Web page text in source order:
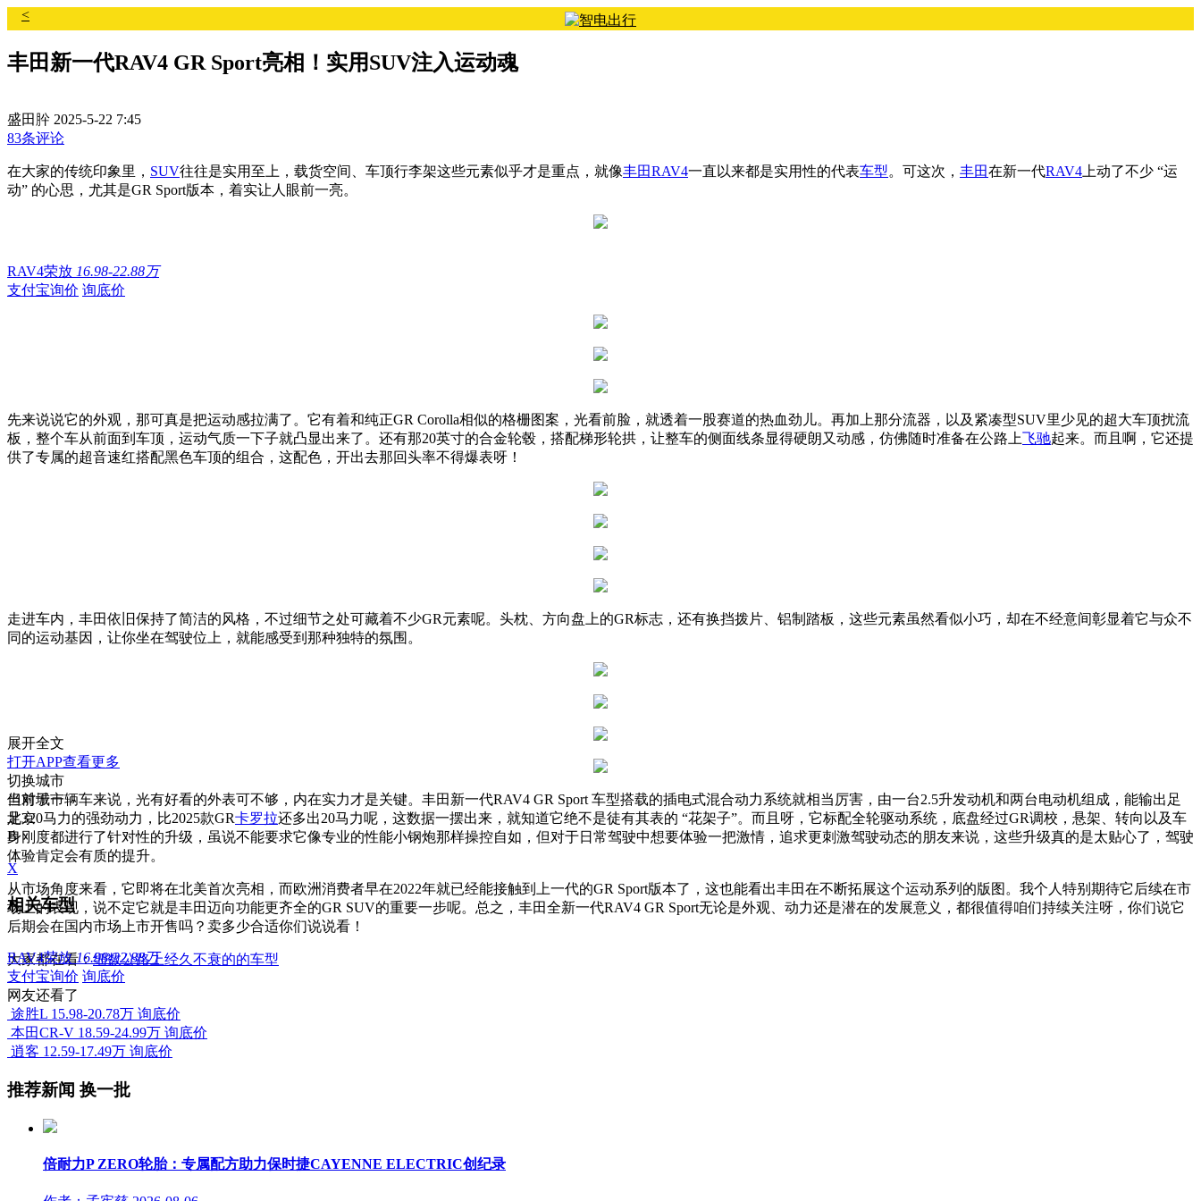
<
丰田新一代RAV4 GR Sport亮相！实用SUV注入运动魂
盛田肸 2025-5-22 7:45
83条评论
在大家的传统印象里， SUV往往是实用至上，载货空间、车顶行李架这些元素似乎才是重点，就像丰田RAV4一直以来都是实用性的代表车型。可这次， 丰田在新一代RAV4 上动了不少 “运
动” 的心思，尤其是GR Sport版本，着实让人眼前一亮。
RAV4荣放 16.98-22.88万
支付宝询价 询底价
先来说说它的外观，那可真是把运动感拉满了。它有着和纯正GR Corolla相似的格栅图案，光看前脸，就透着一股赛道的热血劲儿。再加上那分流器，以及紧凑型SUV里少见的超大车顶扰流
板，整个车从前面到车顶，运动气质一下子就凸显出来了。还有那20英寸的合金轮毂，搭配梯形轮拱，让整车的侧面线条显得硬朗又动感，仿佛随时准备在公路上飞驰起来。而且啊，它还提
供了专属的超音速红搭配黑色车顶的组合，这配色，开出去那回头率不得爆表呀！
走进车内，丰田依旧保持了简洁的风格，不过细节之处可藏着不少GR元素呢。头枕、方向盘上的GR标志，还有换挡拨片、铝制踏板，这些元素虽然看似小巧，却在不经意间彰显着它与众不
同的运动基因，让你坐在驾驶位上，就能感受到那种独特的氛围。
但对于一辆车来说，光有好看的外表可不够，内在实力才是关键。丰田新一代RAV4 GR Sport 车型搭载的插电式混合动力系统就相当厉害，由一台2.5升发动机和两台电动机组成，能输出足
足320马力的强劲动力，比2025款GR卡罗拉还多出20马力呢，这数据一摆出来，就知道它绝不是徒有其表的 “花架子”。而且呀，它标配全轮驱动系统，底盘经过GR调校，悬架、转向以及车
身刚度都进行了针对性的升级，虽说不能要求它像专业的性能小钢炮那样操控自如，但对于日常驾驶中想要体验一把激情，追求更刺激驾驶动态的朋友来说，这些升级真的是太贴心了，驾驶
体验肯定会有质的提升。
从市场角度来看，它即将在北美首次亮相，而欧洲消费者早在2022年就已经能接触到上一代的GR Sport版本了，这也能看出丰田在不断拓展这个运动系列的版图。 我个人特别期待它后续在市
场上的表现，说不定它就是丰田迈向功能更齐全的GR SUV的重要一步呢。总之，丰田全新一代RAV4 GR Sport无论是外观、动力还是潜在的发展意义，都很值得咱们持续关注呀，你们说它
后期会在国内市场上市开售吗？卖多少合适你们说说看！
大家都在看：细数公路上经久不衰的的车型
展开全文
打开APP查看更多
切换城市
当前城市
北京
B
X
相关车型
RAV4荣放 16.98-22.88万
支付宝询价 询底价
网友还看了
途胜L 15.98-20.78万 询底价
本田CR-V 18.59-24.99万 询底价
逍客 12.59-17.49万 询底价
推荐新闻 换一批
倍耐力P ZERO轮胎：专属配方助力保时捷CAYENNE ELECTRIC创纪录